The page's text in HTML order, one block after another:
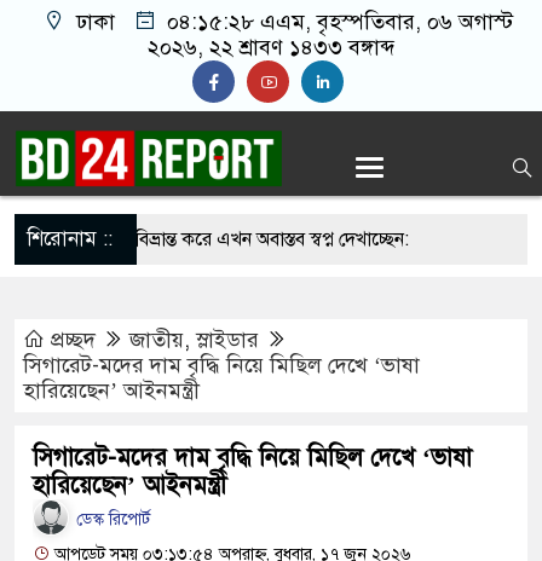
ঢাকা ০৪:১৫:২৯ এএম, বৃহস্পতিবার, ০৬ অগাস্ট
২০২৬, ২২ শ্রাবণ ১৪৩৩ বঙ্গাব্দ
শিরোনাম ::
দলকে বিভ্রান্ত করে এখন অবাস্তব স্বপ্ন দেখাচ্ছেন:
বাড়িতে অতিরিক্ত পুলিশ মোতায়েন
সামলালে বিএনপির পরিণতি আ.লীগের মতো হবে:
বক্তারা
রাখতে চাচ্ছে না: আসিফ মাহমুদ
জুতা নিক্ষেপকারীরা জা’র’জ, রাজপথে নামলে
প্রচ্ছদ জাতীয়,স্লাইডার
সিগারেট-মদের দাম বৃদ্ধি নিয়ে মিছিল দেখে ‘ভাষা
হারিয়েছেন’ আইনমন্ত্রী
সিগারেট-মদের দাম বৃদ্ধি নিয়ে মিছিল দেখে ‘ভাষা
হারিয়েছেন’ আইনমন্ত্রী
ডেস্ক রিপোর্ট
আপডেট সময় ০৩:১৩:৫৪ অপরাহ্ন, বুধবার, ১৭ জুন ২০২৬